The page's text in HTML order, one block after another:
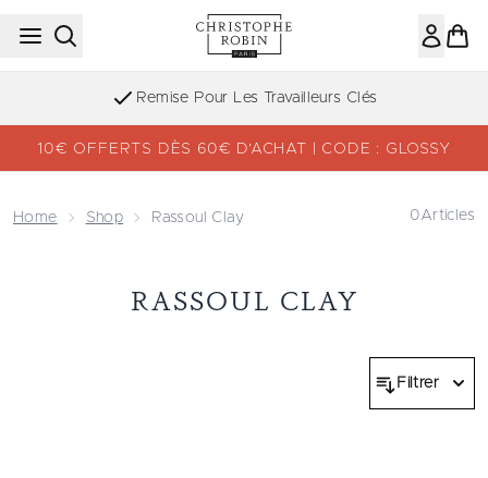
Passer au contenu principal
Remise Pour Les Travailleurs Clés
10€ OFFERTS DÈS 60€ D’ACHAT | CODE : GLOSSY
Home Shop Rassoul Clay 0Articles
RASSOUL CLAY
Filtrer